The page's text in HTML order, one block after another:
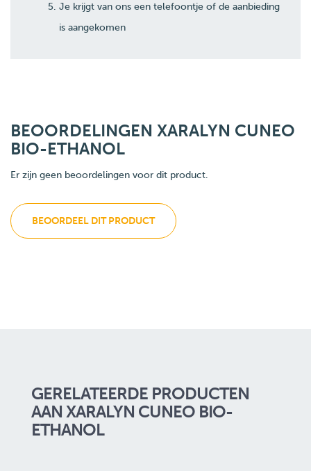
Je krijgt van ons een telefoontje of de aanbieding
is aangekomen
BEOORDELINGEN XARALYN CUNEO
BIO-ETHANOL
Er zijn geen beoordelingen voor dit product.
BEOORDEEL DIT PRODUCT
GERELATEERDE PRODUCTEN
AAN XARALYN CUNEO BIO-
ETHANOL